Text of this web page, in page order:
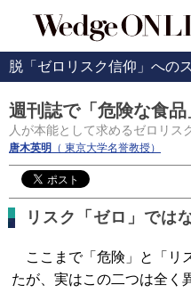
脱「ゼロリスク信仰」への
週刊誌で「危険な食
人が本能として求めるゼロリス
唐木英明 （ 東京大学名誉教授）
リスク「ゼロ」では
ここまで「危険」と「リ
たが、実はこの二つは全く